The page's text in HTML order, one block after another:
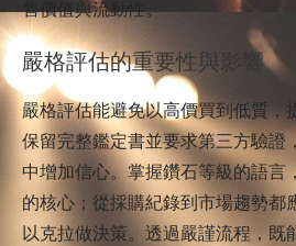
售價值與流動性。
嚴格評估的重要性與影響
嚴格評估能避免以高價買到低質，
保留完整鑑定書並要求第三方驗證
中增加信心。掌握鑽石等級的語言
的核心；從採購紀錄到市場趨勢都
以克拉做決策。透過嚴謹流程，既